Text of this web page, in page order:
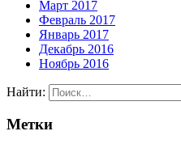
Март 2017
Февраль 2017
Январь 2017
Декабрь 2016
Ноябрь 2016
Найти:
Метки